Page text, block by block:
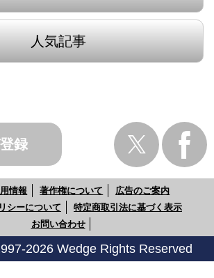
人気記事
録
情報 著作権について
広告のご案内
シーについて
特定商取引法に基づく表示
お問い合わせ
2026 Wedge Rights Reserved